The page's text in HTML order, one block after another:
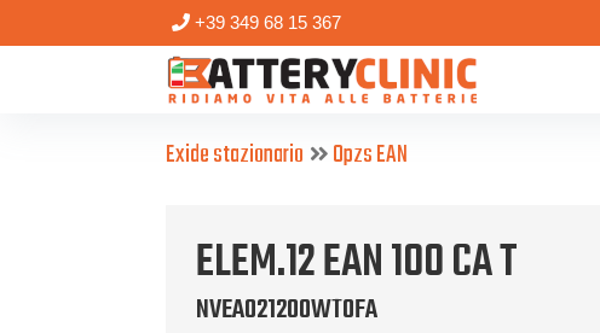
+39 349 68 15 367
Exide stazionario Opzs EAN
ELEM.12 EAN 100 CA T
NVEA021200WT0FA